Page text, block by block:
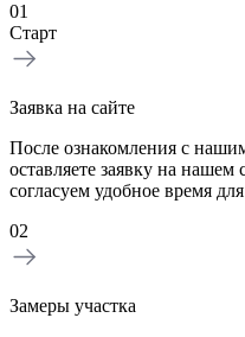
01
Старт
Заявка на сайте
После ознакомления с
оставляете заявку на
согласуем удобное время
02
Замеры участка